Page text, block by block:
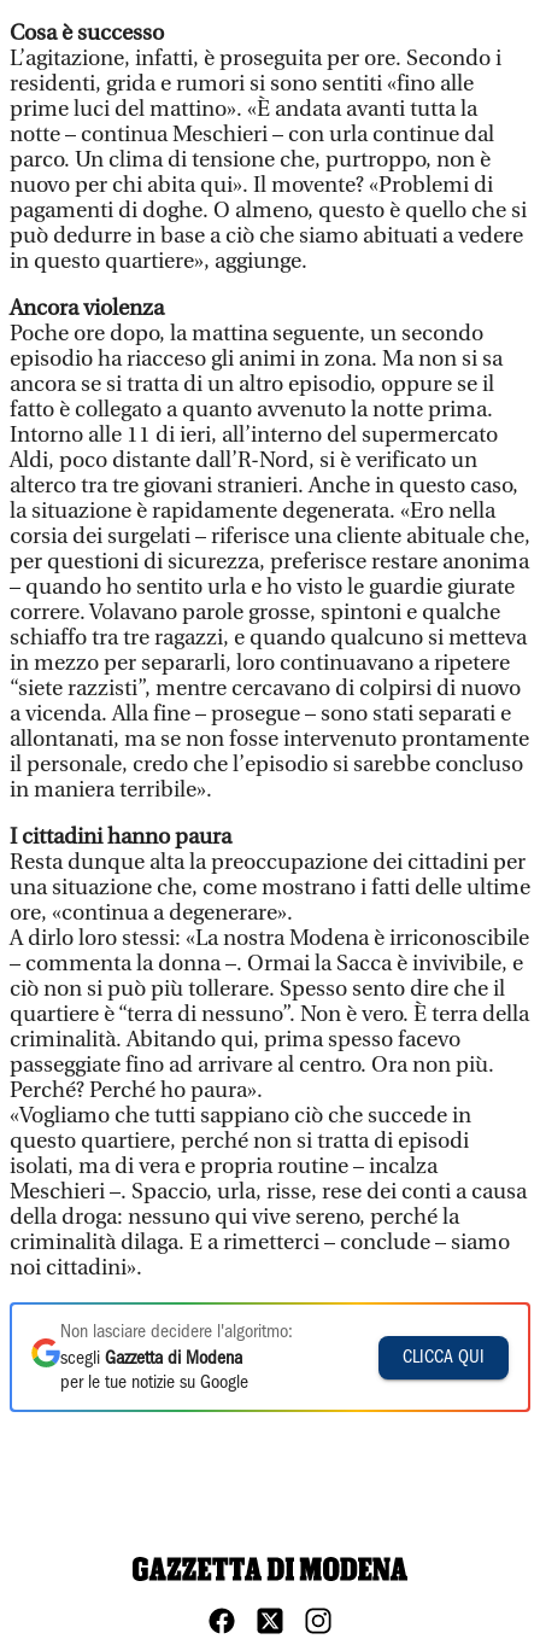
Cosa è successo
L’agitazione, infatti, è proseguita per ore. Secondo i
residenti, grida e rumori si sono sentiti «fino alle
prime luci del mattino». «È andata avanti tutta la
notte – continua Meschieri – con urla continue dal
parco. Un clima di tensione che, purtroppo, non è
nuovo per chi abita qui». Il movente? «Problemi di
pagamenti di doghe. O almeno, questo è quello che si
può dedurre in base a ciò che siamo abituati a vedere
in questo quartiere», aggiunge.
Ancora violenza
Poche ore dopo, la mattina seguente, un secondo
episodio ha riacceso gli animi in zona. Ma non si sa
ancora se si tratta di un altro episodio, oppure se il
fatto è collegato a quanto avvenuto la notte prima.
Intorno alle 11 di ieri, all’interno del supermercato
Aldi, poco distante dall’R-Nord, si è verificato un
alterco tra tre giovani stranieri. Anche in questo caso,
la situazione è rapidamente degenerata. «Ero nella
corsia dei surgelati – riferisce una cliente abituale che,
per questioni di sicurezza, preferisce restare anonima
– quando ho sentito urla e ho visto le guardie giurate
correre. Volavano parole grosse, spintoni e qualche
schiaffo tra tre ragazzi, e quando qualcuno si metteva
in mezzo per separarli, loro continuavano a ripetere
“siete razzisti”, mentre cercavano di colpirsi di nuovo
a vicenda. Alla fine – prosegue – sono stati separati e
allontanati, ma se non fosse intervenuto prontamente
il personale, credo che l’episodio si sarebbe concluso
in maniera terribile».
I cittadini hanno paura
Resta dunque alta la preoccupazione dei cittadini per
una situazione che, come mostrano i fatti delle ultime
ore, «continua a degenerare».
A dirlo loro stessi: «La nostra Modena è irriconoscibile
– commenta la donna –. Ormai la Sacca è invivibile, e
ciò non si può più tollerare. Spesso sento dire che il
quartiere è “terra di nessuno”. Non è vero. È terra della
criminalità. Abitando qui, prima spesso facevo
passeggiate fino ad arrivare al centro. Ora non più.
Perché? Perché ho paura».
«Vogliamo che tutti sappiano ciò che succede in
questo quartiere, perché non si tratta di episodi
isolati, ma di vera e propria routine – incalza
Meschieri –. Spaccio, urla, risse, rese dei conti a causa
della droga: nessuno qui vive sereno, perché la
criminalità dilaga. E a rimetterci – conclude – siamo
noi cittadini».
Non lasciare decidere l'algoritmo:
scegli Gazzetta di Modena
per le tue notizie su Google
CLICCA QUI